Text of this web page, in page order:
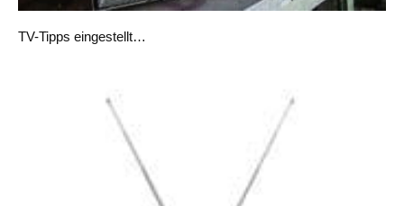
TV-Tipps eingestellt…